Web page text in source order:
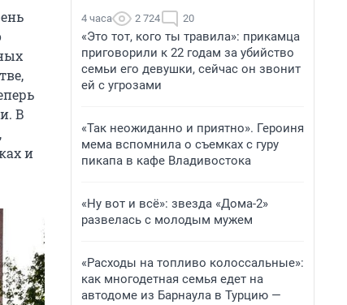
В
и
4 часа 2 724 20
«Это тот, кого ты травила»: прикамца
приговорили к 22 годам за убийство
семьи его девушки, сейчас он звонит
ей с угрозами
«Так неожиданно и приятно». Героиня
мема вспомнила о съемках с гуру
пикапа в кафе Владивостока
«Ну вот и всё»: звезда «Дома-2»
развелась с молодым мужем
«Расходы на топливо колоссальные»:
как многодетная семья едет на
автодоме из Барнаула в Турцию —